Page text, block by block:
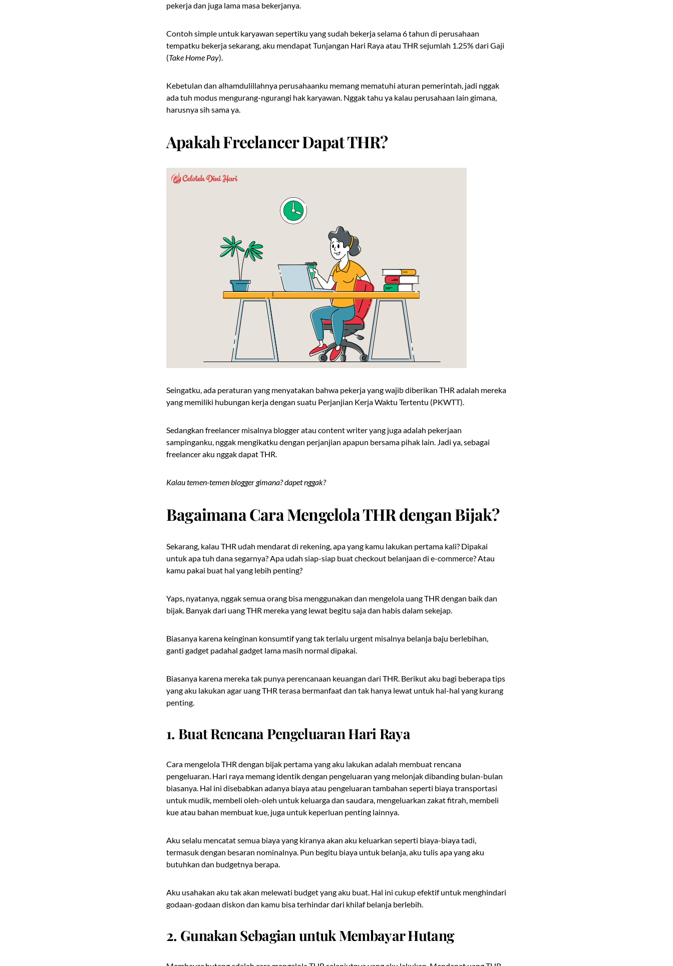
pekerja dan juga lama masa bekerjanya.
Contoh simple untuk karyawan sepertiku yang sudah bekerja selama 6 tahun di perusahaan
tempatku bekerja sekarang, aku mendapat Tunjangan Hari Raya atau THR sejumlah 1.25% dari Gaji
(Take Home Pay).
Kebetulan dan alhamdulillahnya perusahaanku memang mematuhi aturan pemerintah, jadi nggak
ada tuh modus mengurang-ngurangi hak karyawan. Nggak tahu ya kalau perusahaan lain gimana,
harusnya sih sama ya.
Apakah Freelancer Dapat THR?
Seingatku, ada peraturan yang menyatakan bahwa pekerja yang wajib diberikan THR adalah mereka
yang memiliki hubungan kerja dengan suatu Perjanjian Kerja Waktu Tertentu (PKWTT).
Sedangkan freelancer misalnya blogger atau content writer yang juga adalah pekerjaan
sampinganku, nggak mengikatku dengan perjanjian apapun bersama pihak lain. Jadi ya, sebagai
freelancer aku nggak dapat THR.
Kalau temen-temen blogger gimana? dapet nggak?
Bagaimana Cara Mengelola THR dengan Bijak?
Sekarang, kalau THR udah mendarat di rekening, apa yang kamu lakukan pertama kali? Dipakai
untuk apa tuh dana segarnya? Apa udah siap-siap buat checkout belanjaan di e-commerce? Atau
kamu pakai buat hal yang lebih penting?
Yaps, nyatanya, nggak semua orang bisa menggunakan dan mengelola uang THR dengan baik dan
bijak. Banyak dari uang THR mereka yang lewat begitu saja dan habis dalam sekejap.
Biasanya karena keinginan konsumtif yang tak terlalu urgent misalnya belanja baju berlebihan,
ganti gadget padahal gadget lama masih normal dipakai.
Biasanya karena mereka tak punya perencanaan keuangan dari THR. Berikut aku bagi beberapa tips
yang aku lakukan agar uang THR terasa bermanfaat dan tak hanya lewat untuk hal-hal yang kurang
penting.
1. Buat Rencana Pengeluaran Hari Raya
Cara mengelola THR dengan bijak pertama yang aku lakukan adalah membuat rencana
pengeluaran. Hari raya memang identik dengan pengeluaran yang melonjak dibanding bulan-bulan
biasanya. Hal ini disebabkan adanya biaya atau pengeluaran tambahan seperti biaya transportasi
untuk mudik, membeli oleh-oleh untuk keluarga dan saudara, mengeluarkan zakat fitrah, membeli
kue atau bahan membuat kue, juga untuk keperluan penting lainnya.
Aku selalu mencatat semua biaya yang kiranya akan aku keluarkan seperti biaya-biaya tadi,
termasuk dengan besaran nominalnya. Pun begitu biaya untuk belanja, aku tulis apa yang aku
butuhkan dan budgetnya berapa.
Aku usahakan aku tak akan melewati budget yang aku buat. Hal ini cukup efektif untuk menghindari
godaan-godaan diskon dan kamu bisa terhindar dari khilaf belanja berlebih.
2. Gunakan Sebagian untuk Membayar Hutang